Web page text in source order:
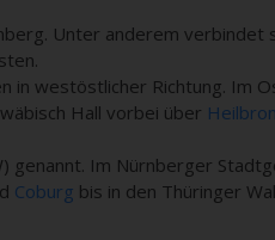
Unter anderem verbindet
in westöstlicher Richtung. Im
Hall vorbei über
genannt. Im Nürnberger
Coburg bis in den Thüringer